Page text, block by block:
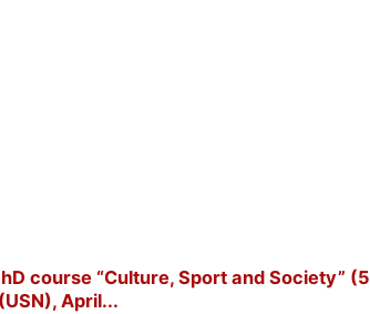
course “Culture, Sport and Society” (5
April...